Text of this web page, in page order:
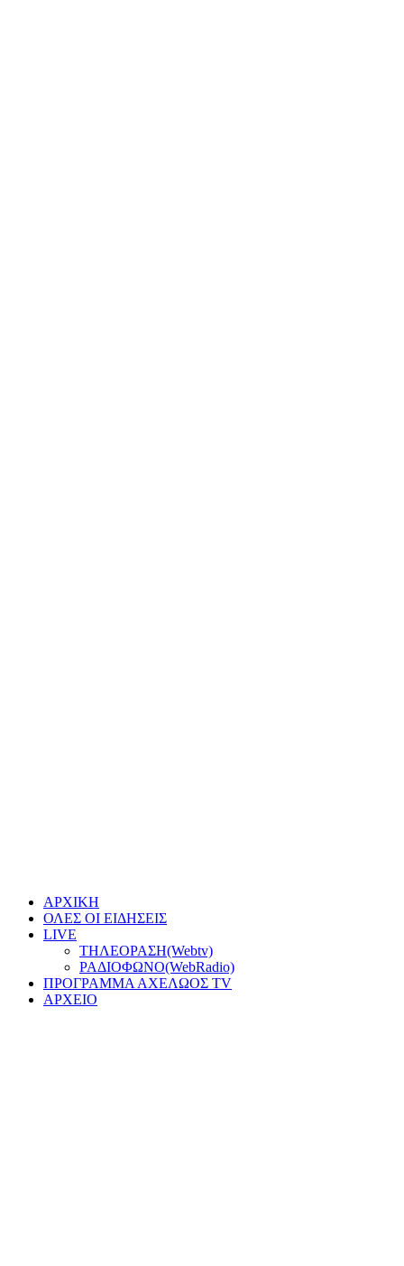
ΑΡΧΙΚΗ
ΟΛΕΣ ΟΙ ΕΙΔΗΣΕΙΣ
LIVE
ΤΗΛΕΟΡΑΣΗ(Webtv)
ΡΑΔΙΟΦΩΝΟ(WebRadio)
ΠΡΟΓΡΑΜΜΑ ΑΧΕΛΩΟΣ TV
ΑΡΧΕΙΟ